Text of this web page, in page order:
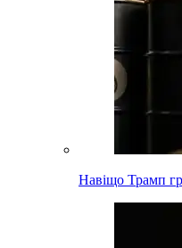
Навіщо Трамп